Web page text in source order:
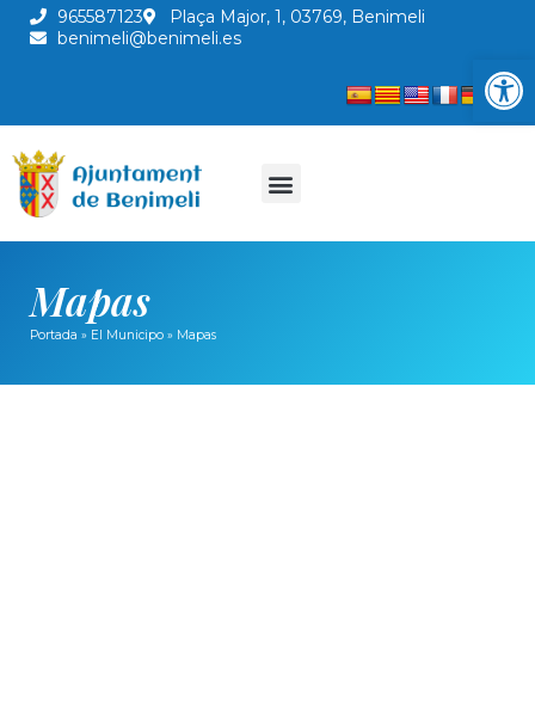
965587123
Plaça Major, 1, 03769, Benimeli
benimeli@benimeli.es
Mapas
Portada » El Municipo » Mapas